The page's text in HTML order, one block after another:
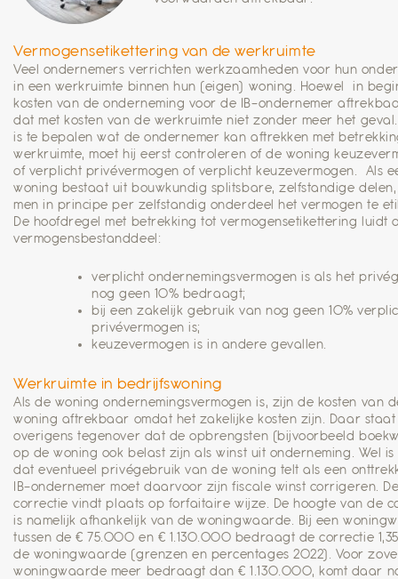
Vermogensetikettering van de werkruimte
Veel ondernemers verrichten werkzaamheden voor hun
in een werkruimte binnen hun (eigen) woning. Hoewel in
kosten van de onderneming voor de IB-ondernemer
dat met kosten van de werkruimte niet zonder meer het
is te bepalen wat de ondernemer kan aftrekken met
werkruimte, moet hij eerst controleren of de woning
of verplicht privévermogen of verplicht keuzevermogen. Als
woning bestaat uit bouwkundig splitsbare, zelfstandige
men in principe per zelfstandig onderdeel het vermogen te
De hoofdregel met betrekking tot vermogensetikettering luidt
vermogensbestanddeel:
verplicht ondernemingsvermogen is als het
nog geen 10% bedraagt;
bij een zakelijk gebruik van nog geen 10%
privévermogen is;
keuzevermogen is in andere gevallen.
Werkruimte in bedrijfswoning
Als de woning ondernemingsvermogen is, zijn de kosten van
woning aftrekbaar omdat het zakelijke kosten zijn. Daar staat
overigens tegenover dat de opbrengsten (bijvoorbeeld
op de woning ook belast zijn als winst uit onderneming. Wel is
dat eventueel privégebruik van de woning telt als een
IB-ondernemer moet daarvoor zijn fiscale winst corrigeren.
correctie vindt plaats op forfaitaire wijze. De hoogte van de
is namelijk afhankelijk van de woningwaarde. Bij een
tussen de € 75.000 en € 1.130.000 bedraagt de correctie
de woningwaarde (grenzen en percentages 2022). Voor
woningwaarde meer bedraagt dan € 1.130.000, komt daar